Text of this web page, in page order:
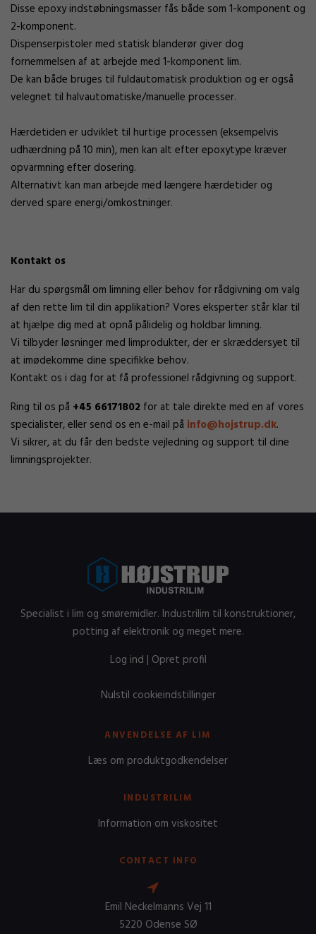
Disse epoxy indstøbningsmasser fås både som 1-komponent og
2-komponent.
Dispenserpistoler med statisk blanderør giver dog
fornemmelsen af at arbejde med 1-komponent lim.
De kan både bruges til fuldautomatisk produktion og er også
velegnet til halvautomatiske/manuelle processer.
Hærdetiden er udviklet til hurtige processen (eksempelvis
udhærdning på 10 min), men kan alt efter epoxytype kræver
opvarmning efter dosering.
Alternativt kan man arbejde med længere hærdetider og
derved spare energi/omkostninger.
Kontakt os
Har du spørgsmål om limning eller behov for rådgivning om valg
af den rette lim til din applikation? Vores eksperter står klar til
at hjælpe dig med at opnå pålidelig og holdbar limning.
Vi tilbyder løsninger med limprodukter, der er skræddersyet til
at imødekomme dine specifikke behov.
Kontakt os i dag for at få professionel rådgivning og support.
Ring til os på +45 66171802 for at tale direkte med en af vores
specialister, eller send os en e-mail på info@hojstrup.dk.
Vi sikrer, at du får den bedste vejledning og support til dine
limningsprojekter.
Specialist i lim og smøremidler. Industrilim til konstruktioner,
potting af elektronik og meget mere.
Log ind | Opret profil
Nulstil cookieindstillinger
ANVENDELSE AF LIM
Læs om produktgodkendelser
INDUSTRILIM
Information om viskositet
CONTACT INFO
Emil Neckelmanns Vej 11
5220 Odense SØ